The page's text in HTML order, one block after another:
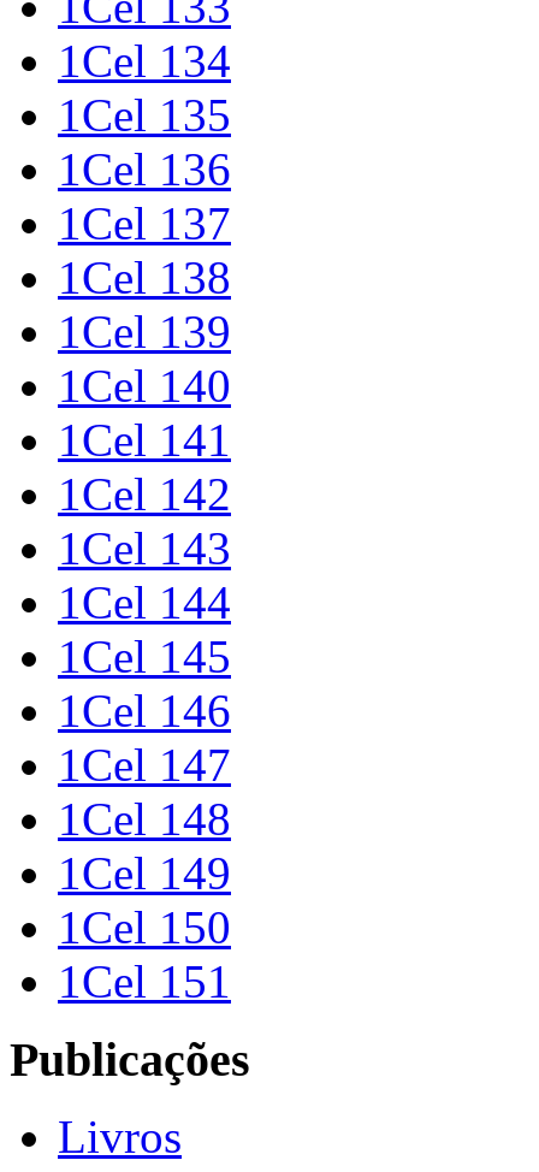
1Cel 134
1Cel 135
1Cel 136
1Cel 137
1Cel 138
1Cel 139
1Cel 140
1Cel 141
1Cel 142
1Cel 143
1Cel 144
1Cel 145
1Cel 146
1Cel 147
1Cel 148
1Cel 149
1Cel 150
1Cel 151
Publicações
Livros